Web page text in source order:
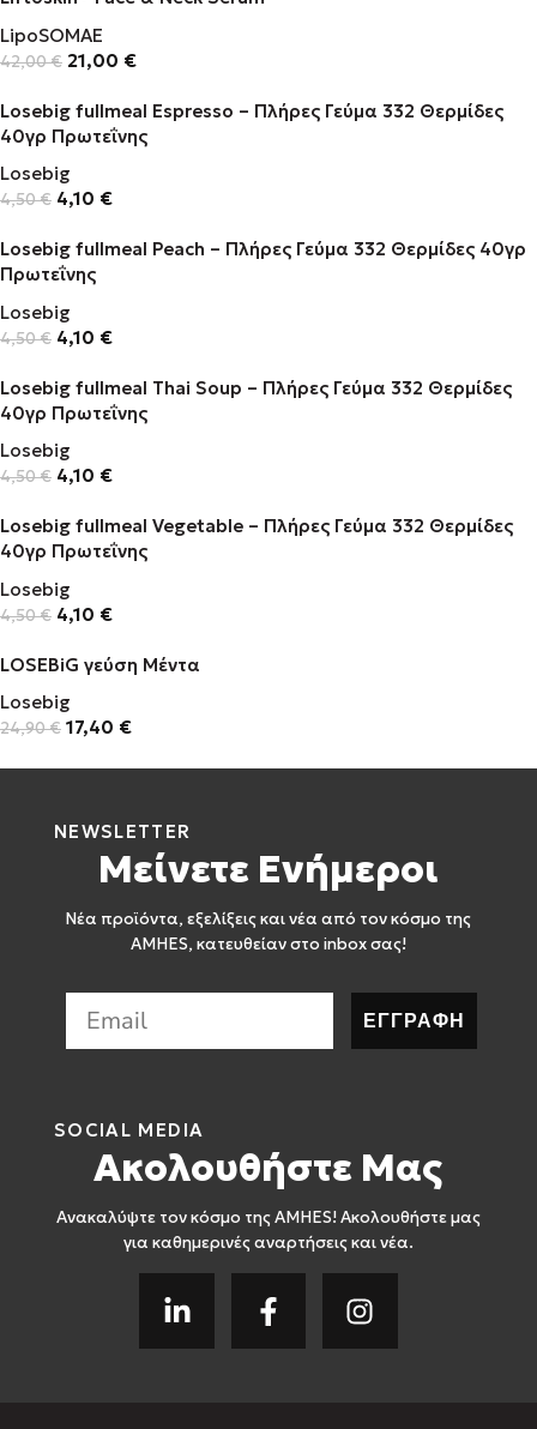
LipoSOMAE
42,00€ 21,00 €
Losebig fullmeal Espresso – Πλήρες Γεύμα 332 Θερμίδες
40γρ Πρωτεΐνης
Losebig
4,50€ 4,10 €
Losebig fullmeal Peach – Πλήρες Γεύμα 332 Θερμίδες 40γρ
Πρωτεΐνης
Losebig
4,50€ 4,10 €
Losebig fullmeal Thai Soup – Πλήρες Γεύμα 332 Θερμίδες
40γρ Πρωτεΐνης
Losebig
4,50€ 4,10 €
Losebig fullmeal Vegetable – Πλήρες Γεύμα 332 Θερμίδες
40γρ Πρωτεΐνης
Losebig
4,50€ 4,10 €
LOSEBiG γεύση Μέντα
Losebig
24,90€ 17,40 €
NEWSLETTER
Μείνετε Ενήμεροι
Νέα προϊόντα, εξελίξεις και νέα από τον κόσμο της
AMHES, κατευθείαν στο inbox σας!
ΕΓΓΡΑΦΗ
SOCIAL MEDIA
Ακολουθήστε Μας
Ανακαλύψτε τον κόσμο της AMHES! Ακολουθήστε μας
για καθημερινές αναρτήσεις και νέα.